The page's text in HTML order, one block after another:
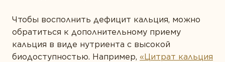
Чтобы восполнить дефицит кальция, можно
обратиться к дополнительному приему
кальция в виде нутриента с высокой
биодоступностью. Например, «Цитрат кальция